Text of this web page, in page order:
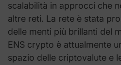
scalabilità in approcci che
altre reti. La rete è stata
delle menti più brillanti del
ENS crypto è attualmente
spazio delle criptovalute e